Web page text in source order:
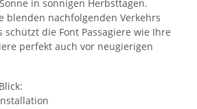
in sonnigen Herbsttagen.
blenden nachfolgenden Verkehrs
schützt die Font Passagiere wie Ihre
perfekt auch vor neugierigen